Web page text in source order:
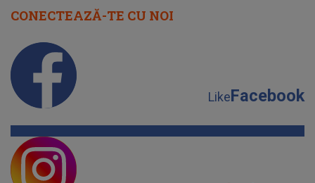
CONECTEAZĂ-TE CU NOI
LikeFacebook